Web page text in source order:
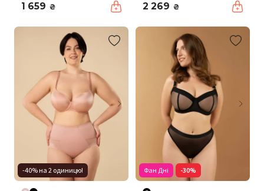
1 659 ₴ 2 269 ₴
-40% на 2 одиницю! Фан Дні -30%